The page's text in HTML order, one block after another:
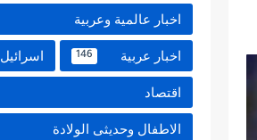
اخبار عالمية وعربية
اخبار عربية 146 اسرائيل
اقتصاد
الاطفال وحديثى الولادة